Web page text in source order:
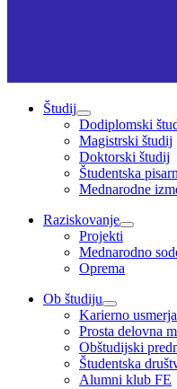
Študij
Dodiplomski
Magistrski študij
Doktorski študij
Študentska
Mednarodne
Raziskovanje
Projekti
Mednarodno
Oprema
Ob študiju
Karierno
Prosta delovna
Obštudijski
Študentska
Alumni klub FE